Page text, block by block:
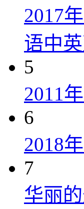
2017
语中
5
2011
6
2018
7
华丽